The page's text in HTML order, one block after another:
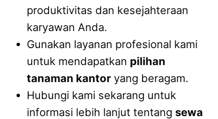
produktivitas dan kesejahteraan
karyawan Anda.
Gunakan layanan profesional kami
untuk mendapatkan pilihan
tanaman kantor yang beragam.
Hubungi kami sekarang untuk
informasi lebih lanjut tentang sewa